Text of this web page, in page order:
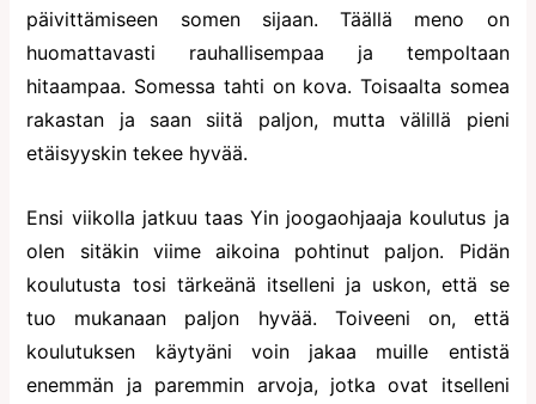
päivittämiseen somen sijaan. Täällä meno on
huomattavasti rauhallisempaa ja tempoltaan
hitaampaa. Somessa tahti on kova. Toisaalta somea
rakastan ja saan siitä paljon, mutta välillä pieni
etäisyyskin tekee hyvää.
Ensi viikolla jatkuu taas Yin joogaohjaaja koulutus ja
olen sitäkin viime aikoina pohtinut paljon. Pidän
koulutusta tosi tärkeänä itselleni ja uskon, että se
tuo mukanaan paljon hyvää. Toiveeni on, että
koulutuksen käytyäni voin jakaa muille entistä
enemmän ja paremmin arvoja, jotka ovat itselleni